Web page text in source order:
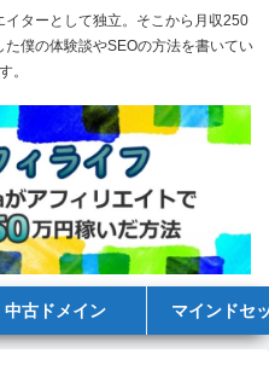
ターとして独立。そこから月収250
僕の体験談やSEOの方法を書いてい
。
中古ドメイン マインドセ